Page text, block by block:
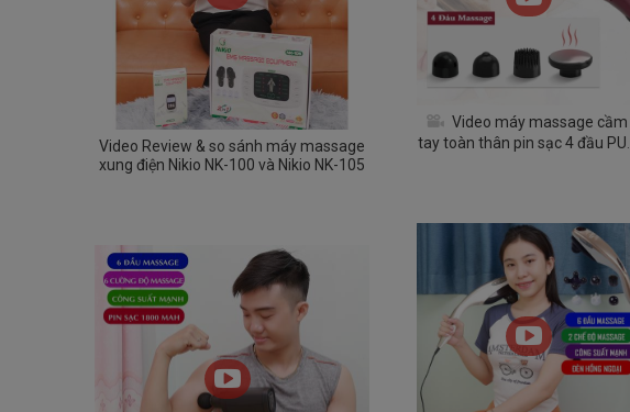
Video Review & so sánh máy massage
xung điện Nikio NK-100 và Nikio NK-105
Video máy massage cầm
tay toàn thân pin sạc 4 đầu PULI